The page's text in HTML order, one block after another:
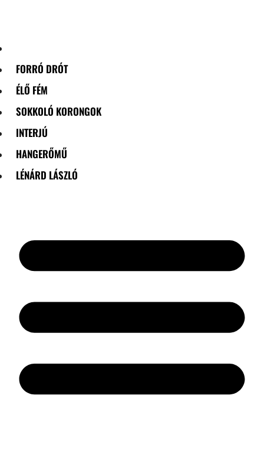
FORRÓ DRÓT
ÉLŐ FÉM
SOKKOLÓ KORONGOK
INTERJÚ
HANGERŐMŰ
LÉNÁRD LÁSZLÓ